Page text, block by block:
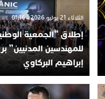
الثلاثاء 21 يوليو 2026 - 01:16
إطلاق “الجمعية
للمهندسين المدنيين”
إبراهيم البركاوي